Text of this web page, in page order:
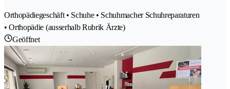
Orthopädiegeschäft • Schuhe • Schuhmacher Schuhreparaturen
• Orthopädie (ausserhalb Rubrik Ärzte)
Geöffnet